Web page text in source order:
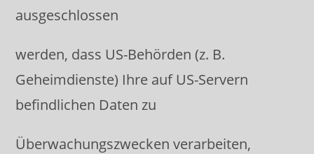
ausgeschlossen
werden, dass US-Behörden (z. B.
Geheimdienste) Ihre auf US-Servern
befindlichen Daten zu
Überwachungszwecken verarbeiten,